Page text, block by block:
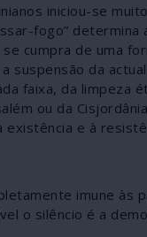
iniciou-se
fogo”
cumpra de uma
suspensão da
faixa, da limpeza
ou da
e à
imune às
o silêncio é a